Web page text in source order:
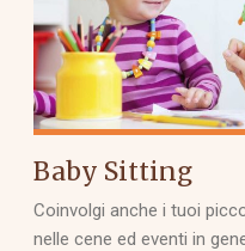
Baby Sitting
Coinvolgi anche i tuoi
nelle cene ed eventi in